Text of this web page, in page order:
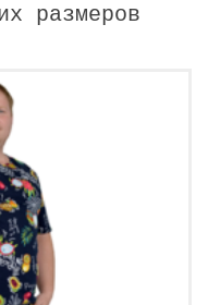
размеров